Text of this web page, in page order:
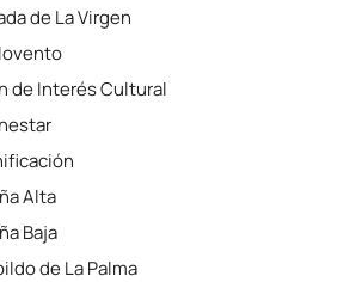
de La Virgen
de Interés Cultural
Alta
Baja
de La Palma